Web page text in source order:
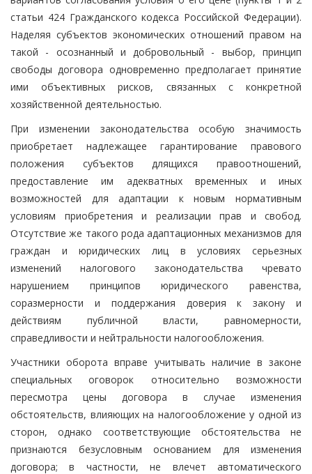
статьи 424 Гражданского кодекса Российской Федерации).
Наделяя субъектов экономических отношений правом на
такой - осознанный и добровольный - выбор, принцип
свободы договора одновременно предполагает принятие
ими объективных рисков, связанных с конкретной
хозяйственной деятельностью.
При изменении законодательства особую значимость
приобретает надлежащее гарантирование правового
положения субъектов длящихся правоотношений,
предоставление им адекватных временных и иных
возможностей для адаптации к новым нормативным
условиям приобретения и реализации прав и свобод.
Отсутствие же такого рода адаптационных механизмов для
граждан и юридических лиц в условиях серьезных
изменений налогового законодательства чревато
нарушением принципов юридического равенства,
соразмерности и поддержания доверия к закону и
действиям публичной власти, равномерности,
справедливости и нейтральности налогообложения.
Участники оборота вправе учитывать наличие в законе
специальных оговорок относительно возможности
пересмотра цены договора в случае изменения
обстоятельств, влияющих на налогообложение у одной из
сторон, однако соответствующие обстоятельства не
признаются безусловным основанием для изменения
договора; в частности, не влечет автоматического